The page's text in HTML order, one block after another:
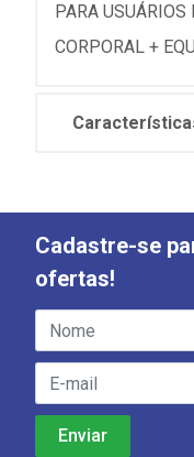
PARA USUÁRIOS
CORPORAL +
Cadastre-se
ofertas!